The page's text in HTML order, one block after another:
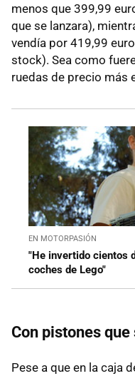
menos que 399,99
que se lanzara),
vendía por 419,99
stock). Sea como
ruedas de precio más
EN MOTORPASIÓN
"He invertido cientos
coches de Lego"
Con pistones que
Pese a que en la caja